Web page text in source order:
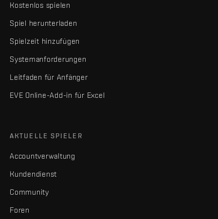
Kostenlos spielen
Spiel herunterladen
Spielzeit hinzufügen
Systemanforderungen
Leitfaden für Anfänger
EVE Online-Add-in für Excel
AKTUELLE SPIELER
Accountverwaltung
Kundendienst
Community
Foren